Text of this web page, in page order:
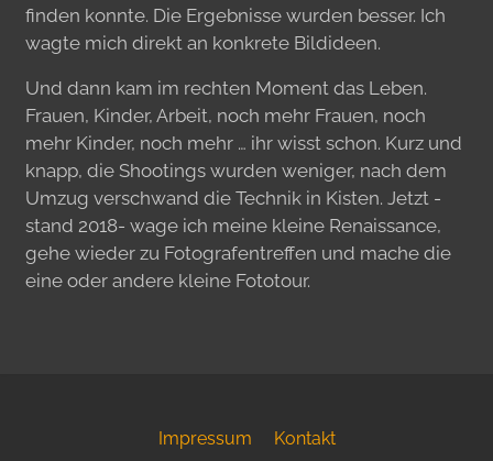
finden konnte. Die Ergebnisse wurden besser. Ich
wagte mich direkt an konkrete Bildideen.
Und dann kam im rechten Moment das Leben.
Frauen, Kinder, Arbeit, noch mehr Frauen, noch
mehr Kinder, noch mehr … ihr wisst schon. Kurz und
knapp, die Shootings wurden weniger, nach dem
Umzug verschwand die Technik in Kisten. Jetzt -
stand 2018- wage ich meine kleine Renaissance,
gehe wieder zu Fotografentreffen und mache die
eine oder andere kleine Fototour.
Impressum Kontakt